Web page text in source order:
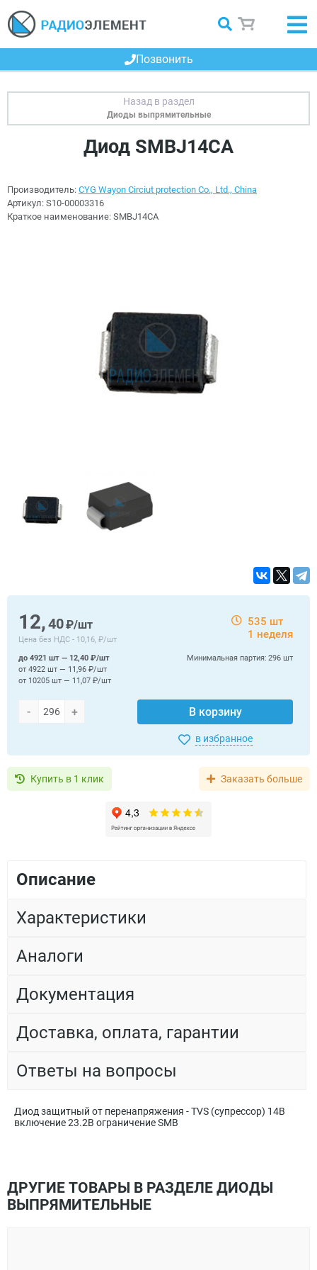
Позвонить
Диоды выпрямительные
Диод SMBJ14CA
Производитель: CYG Wayon Circiut protection Co., Ltd., China
Артикул: S10-00003316
Краткое наименование: SMBJ14CA
12,40₽/шт
Цена без НДС - 10,16, ₽/шт
535 шт
1 неделя
- + В корзину
Минимальная партия: 296 шт
до 4921 шт — 12,40 ₽/шт
от 4922 шт — 11,96 ₽/шт
от 10205 шт — 11,07 ₽/шт
в избранное
Купить в 1 клик Заказать больше
Описание
Характеристики
Аналоги
Документация
Доставка, оплата, гарантии
Ответы на вопросы
Диод защитный от перенапряжения - TVS (супрессор) 14В
включение 23.2В ограничение SMB
ДРУГИЕ ТОВАРЫ В РАЗДЕЛЕ ДИОДЫ
ВЫПРЯМИТЕЛЬНЫЕ